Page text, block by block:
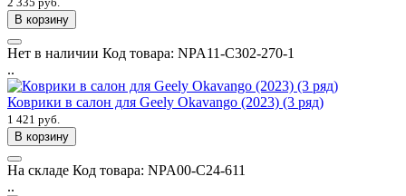
В корзину
Нет в наличии Код товара: NPA11-C302-270-1
..
Коврики в салон для Geely Okavango (2023) (3 ряд)
1 421 руб.
В корзину
На складе Код товара: NPA00-C24-611
..